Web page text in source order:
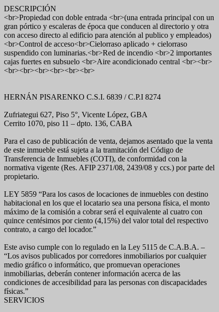
DESCRIPCIÓN
<br>Propiedad con doble entrada <br>(una entrada principal con un
gran pórtico y escaleras de época que conducen al directorio y otra
con acceso directo al edificio para atención al publico y empleados)
<br>Control de acceso<br>Cielorraso aplicado + cielorraso
suspendido con luminarias.<br>Red de incendio <br>2 importantes
cajas fuertes en subsuelo <br>Aire acondicionado central <br><br>
<br><br><br><br><br><br>
HERNÁN PISARENKO C.S.I. 6839 / C.P.I 8274
Zufriategui 627, Piso 5°, Vicente López, GBA
Cerrito 1070, piso 11 – dpto. 136, CABA
Para el caso de publicación de venta, dejamos asentado que la venta
de este inmueble está sujeta a la tramitación del Código de
Transferencia de Inmuebles (COTI), de conformidad con la
normativa vigente (Res. AFIP 2371/08, 2439/08 y ccs.) por parte del
propietario.
LEY 5859 “Para los casos de locaciones de inmuebles con destino
habitacional en los que el locatario sea una persona física, el monto
máximo de la comisión a cobrar será el equivalente al cuatro con
quince centésimos por ciento (4,15%) del valor total del respectivo
contrato, a cargo del locador.”
Este aviso cumple con lo regulado en la Ley 5115 de C.A.B.A. –
“Los avisos publicados por corredores inmobiliarios por cualquier
medio gráfico o informático, que promuevan operaciones
inmobiliarias, deberán contener información acerca de las
condiciones de accesibilidad para las personas con discapacidades
físicas.”
SERVICIOS